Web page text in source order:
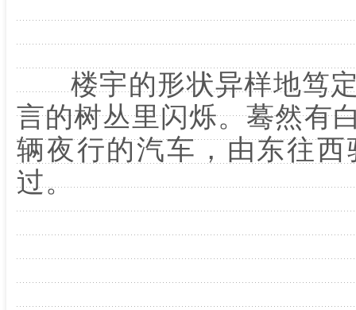
楼宇的形状异样地笃定
言的树丛里闪烁。蓦然有
辆夜行的汽车，由东往
过。